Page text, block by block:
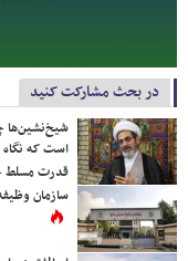
در بحث مشارکت کنید
شیخ‌نشین‌ها
است که نگاه
قدرت مسلط
سازمان